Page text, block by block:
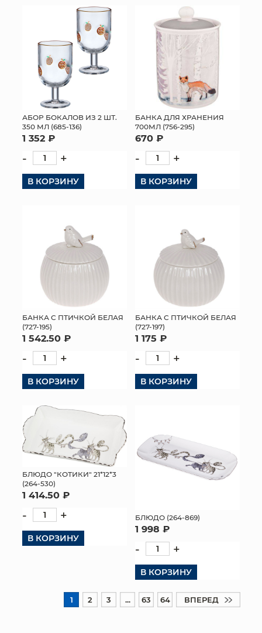
АБОР БОКАЛОВ ИЗ 2 ШТ.
350 МЛ (685-136)
1 352 ₽
- +
В КОРЗИНУ
БАНКА ДЛЯ ХРАНЕНИЯ
700МЛ (756-295)
670 ₽
- +
В КОРЗИНУ
БАНКА С ПТИЧКОЙ БЕЛАЯ
(727-195)
1 542.50 ₽
- +
В КОРЗИНУ
БАНКА С ПТИЧКОЙ БЕЛАЯ
(727-197)
1 175 ₽
- +
В КОРЗИНУ
БЛЮДО "КОТИКИ" 21*12*3
(264-530)
1 414.50 ₽
- +
В КОРЗИНУ
БЛЮДО (264-869)
1 998 ₽
- +
В КОРЗИНУ
1 2 3 ... 63 64 ВПЕРЕД